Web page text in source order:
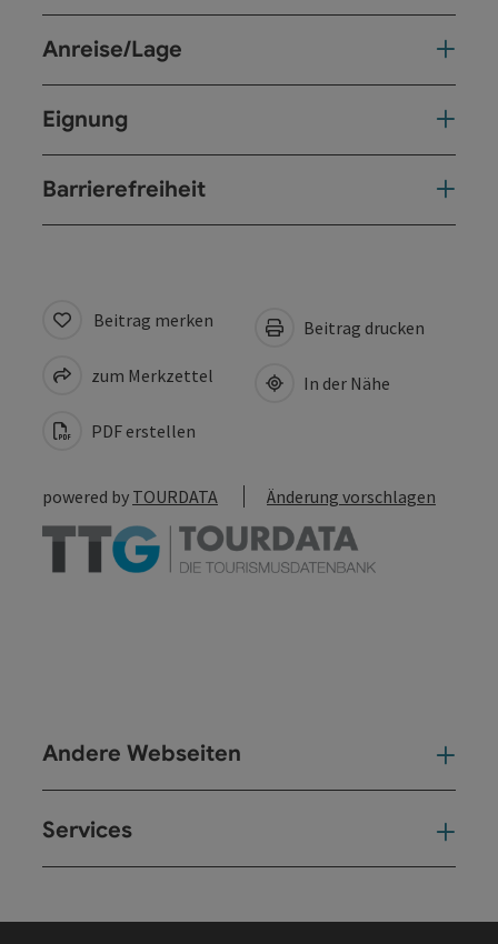
Anreise/Lage
Eignung
Barrierefreiheit
Beitrag merken
zum Merkzettel
PDF erstellen
Beitrag drucken
In der Nähe
powered by TOURDATA Änderung vorschlagen
Andere Webseiten
Services